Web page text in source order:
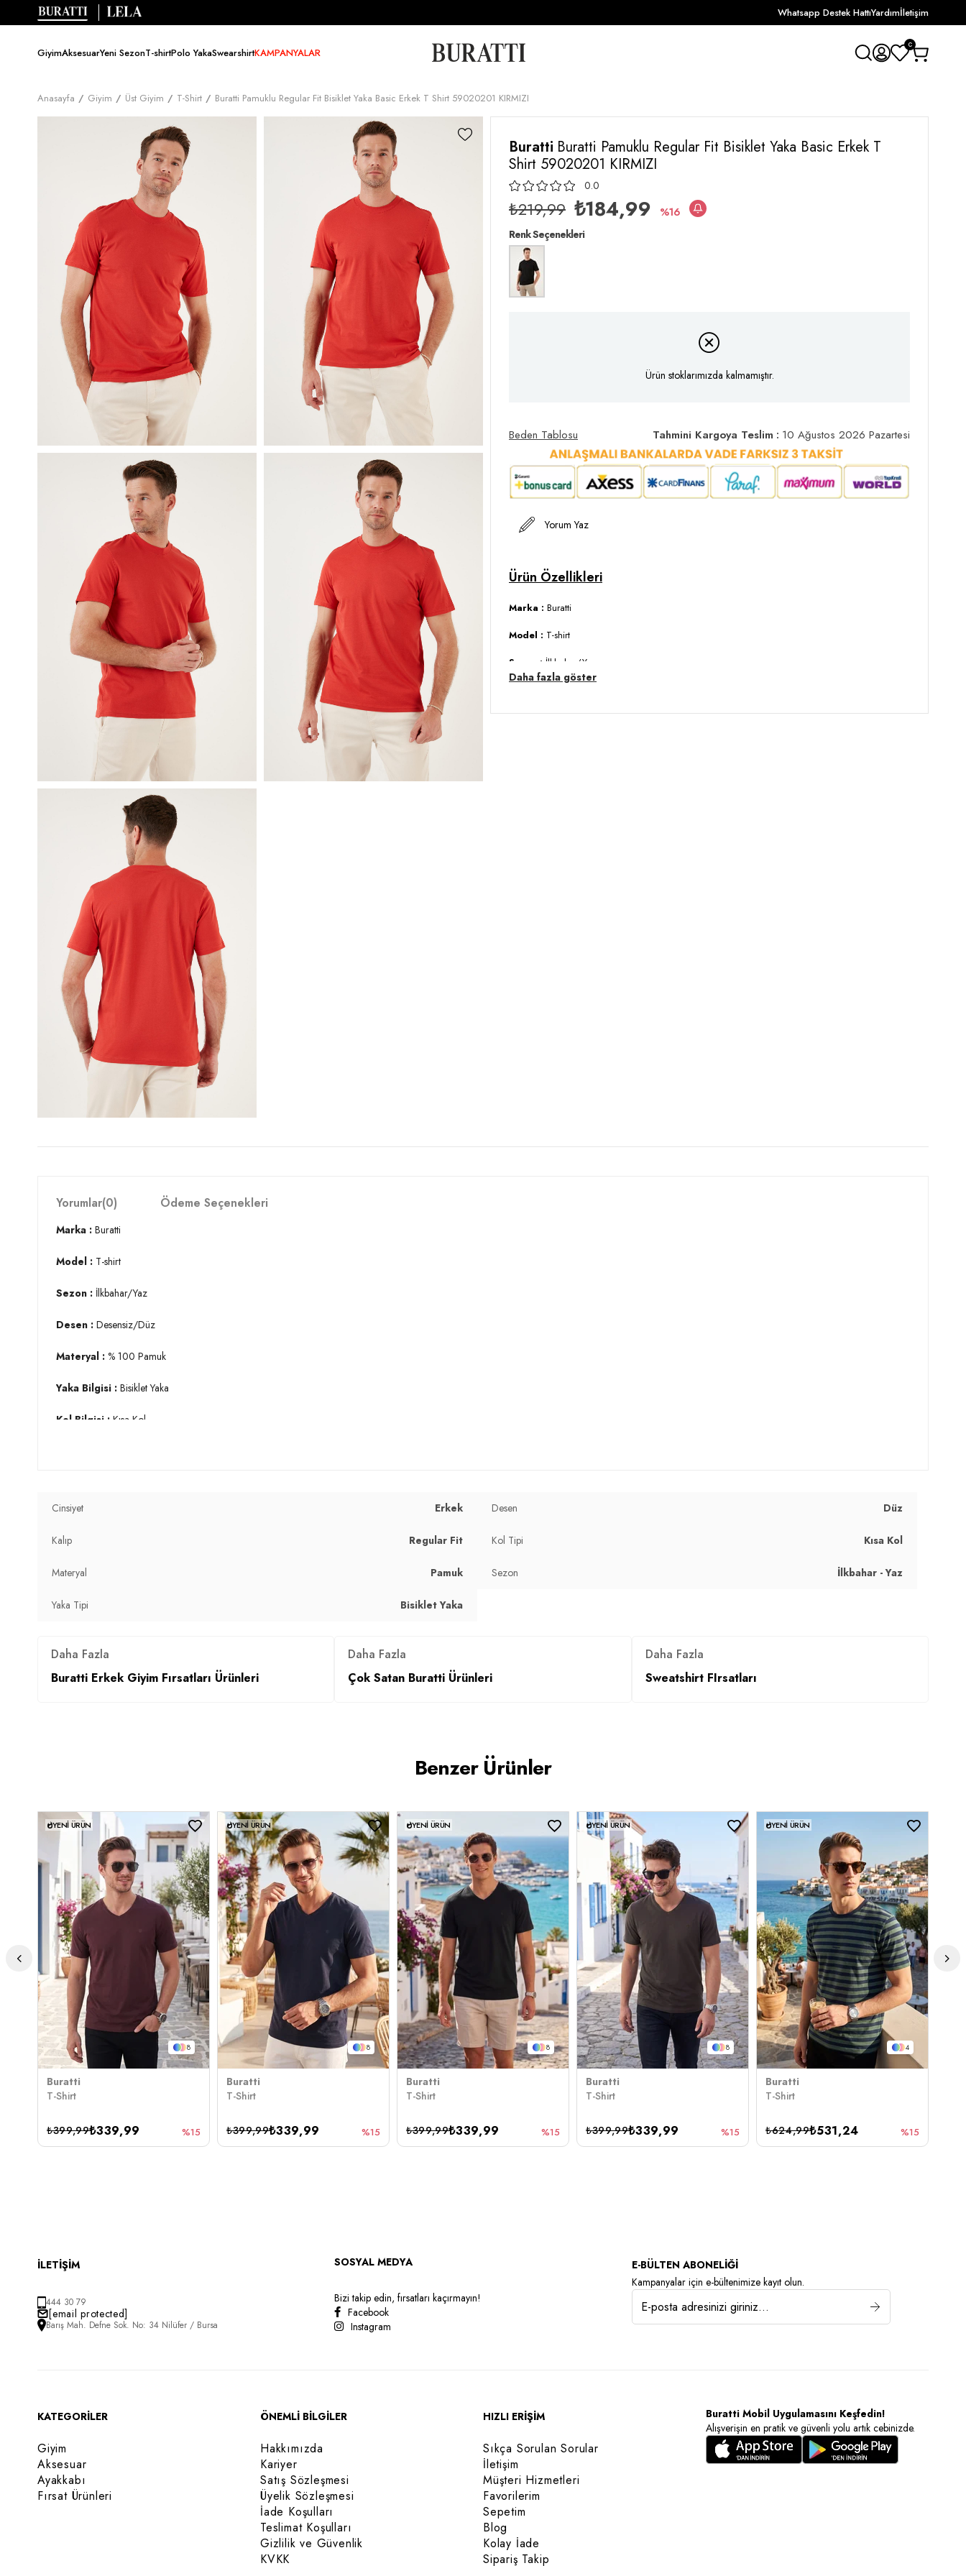
Whatsapp Destek HattıYardımİletişim
GiyimAksesuarYeni SezonT-shirtPolo YakaSwearshirtKAMPANYALAR
0
Anasayfa Giyim Üst Giyim T-Shirt Buratti Pamuklu Regular Fit Bisiklet Yaka Basic Erkek T Shirt 59020201 KIRMIZI
Buratti Buratti Pamuklu Regular Fit Bisiklet Yaka Basic Erkek T
Shirt 59020201 KIRMIZI
0.0
₺219,99 ₺184,99
16
Renk Seçenekleri
Ürün stoklarımızda kalmamıştır.
Beden Tablosu Tahmini Kargoya Teslim : 10 Ağustos 2026 Pazartesi
Yorum Yaz
Marka : Buratti
Model : T-shirt
Sezon : İlkbahar/Yaz
Materyal :% 100 Pamuk
Daha fazla göster
Yorumlar(0) Ödeme Seçenekleri
Marka : Buratti
Model : T-shirt
Sezon : İlkbahar/Yaz
Desen : Desensiz/Düz
Materyal : % 100 Pamuk
Yaka Bilgisi : Bisiklet Yaka
Kol Bilgisi : Kısa Kol
Manken Ölçüsü : Kilo : 79 kg / Boy : 1.88 cm / Göğüs : 99 cm / Bel : 85 cm / Basen : 99 cm / Beden : L
Üretim Yeri :
3DY159020201.10
Cinsiyet Erkek Desen Düz
Kalıp Regular Fit Kol Tipi Kısa Kol
Materyal Pamuk Sezon İlkbahar - Yaz
Yaka Tipi Bisiklet Yaka
Daha Fazla
Buratti Erkek Giyim Fırsatları Ürünleri
Daha Fazla
Çok Satan Buratti Ürünleri
Daha Fazla
Sweatshirt FIrsatları
Benzer Ürünler
8
YENI ÜRÜN
Buratti
T-Shirt
₺339,99
₺399,99 %15
8
YENI ÜRÜN
Buratti
T-Shirt
₺339,99
₺399,99 %15
8
YENI ÜRÜN
Buratti
T-Shirt
₺339,99
₺399,99 %15
8
YENI ÜRÜN
Buratti
T-Shirt
₺339,99
₺399,99 %15
4
YENI ÜRÜN
Buratti
T-Shirt
₺531,24
₺624,99 %15
İLETİŞİM
444 30 79
[email protected]
Barış Mah. Defne Sok. No: 34 Nilüfer / Bursa
SOSYAL MEDYA
Bizi takip edin, fırsatları kaçırmayın!
Facebook
Instagram
E-BÜLTEN ABONELİĞİ
Kampanyalar için e-bültenimize kayıt olun.
KATEGORİLER
Giyim
Aksesuar
Ayakkabı
Fırsat Ürünleri
ÖNEMLİ BİLGİLER
Hakkımızda
Kariyer
Satış Sözleşmesi
Üyelik Sözleşmesi
İade Koşulları
Teslimat Koşulları
Gizlilik ve Güvenlik
KVKK
HIZLI ERİŞİM
Sıkça Sorulan Sorular
İletişim
Müşteri Hizmetleri
Favorilerim
Sepetim
Blog
Kolay İade
Sipariş Takip
Buratti Mobil Uygulamasını Keşfedin!
Alışverişin en pratik ve güvenli yolu artık cebinizde.